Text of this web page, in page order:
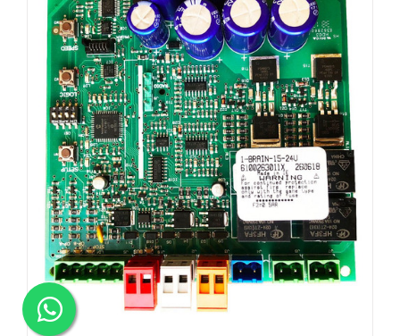
opciones
se
pueden
elegir
en
la
página
de
producto